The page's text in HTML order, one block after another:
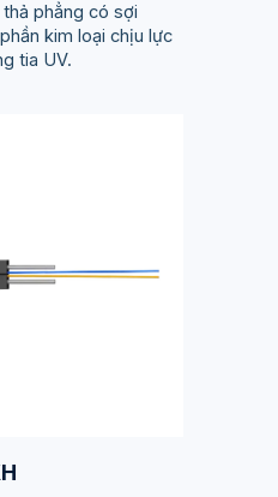
phẳng có sợi
kim loại chịu lực
tia UV.